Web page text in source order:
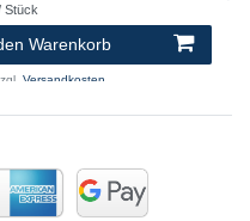
Stück
Warenkorb
Versandkosten